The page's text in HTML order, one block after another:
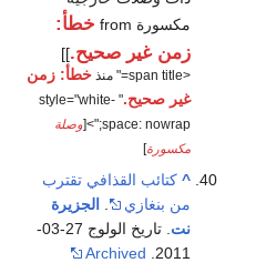
مكسورة from
خطأ:
زمن غير صحيح.]]
<span title=" منذ
خطأ: زمن
غير صحيح.
" style="white-
space: nowrap;">[
وصلة
مكسورة]
^ كتائب القذافي تقترب
من بنغازي
الجزيرة
نت
. تاريخ الولوج 27-03-
2011.
Archived